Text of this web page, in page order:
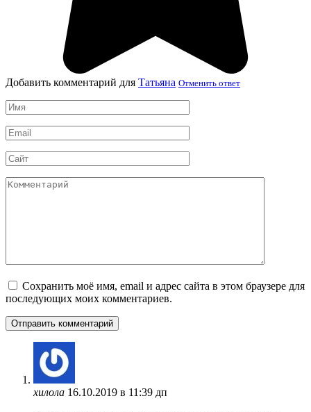
Добавить комментарий для Татьяна Отменить ответ
Имя
*
Email
*
Сайт
Комментарий
Сохранить моё имя, email и адрес сайта в этом браузере для
последующих моих комментариев.
хилола 16.10.2019 в 11:39 дп